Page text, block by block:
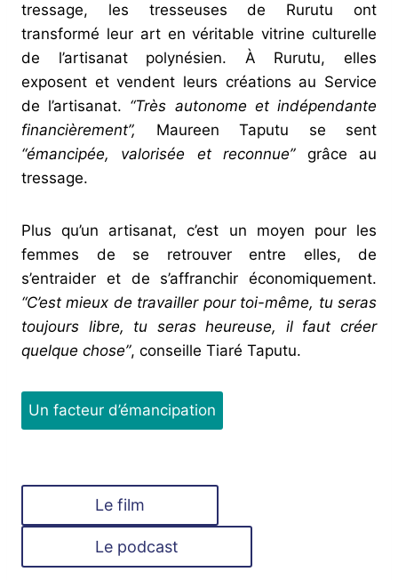
tressage, les tresseuses de Rurutu ont
transformé leur art en véritable vitrine culturelle
de l’artisanat polynésien. À Rurutu, elles
exposent et vendent leurs créations au Service
de l’artisanat. “Très autonome et indépendante
financièrement”, Maureen Taputu se sent
“émancipée, valorisée et reconnue”grâce au
tressage.
Plus qu’un artisanat, c’est un moyen pour les
femmes de se retrouver entre elles, de
s’entraider et de s’affranchir économiquement.
“C’est mieux de travailler pour toi-même, tu seras
toujours libre, tu seras heureuse, il faut créer
quelque chose”, conseille Tiaré Taputu.
Un facteur d’émancipation
Le film
Le podcast